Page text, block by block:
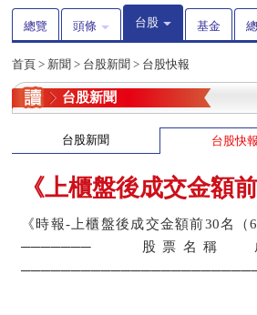
總覽 頭條 台股 基金
首頁 > 新聞 > 台股新聞 > 台股快報
台股新聞
台股新聞 台股快報
《上櫃盤後成交金額
《時報-上櫃盤後成交金額前30
─────── 股票名